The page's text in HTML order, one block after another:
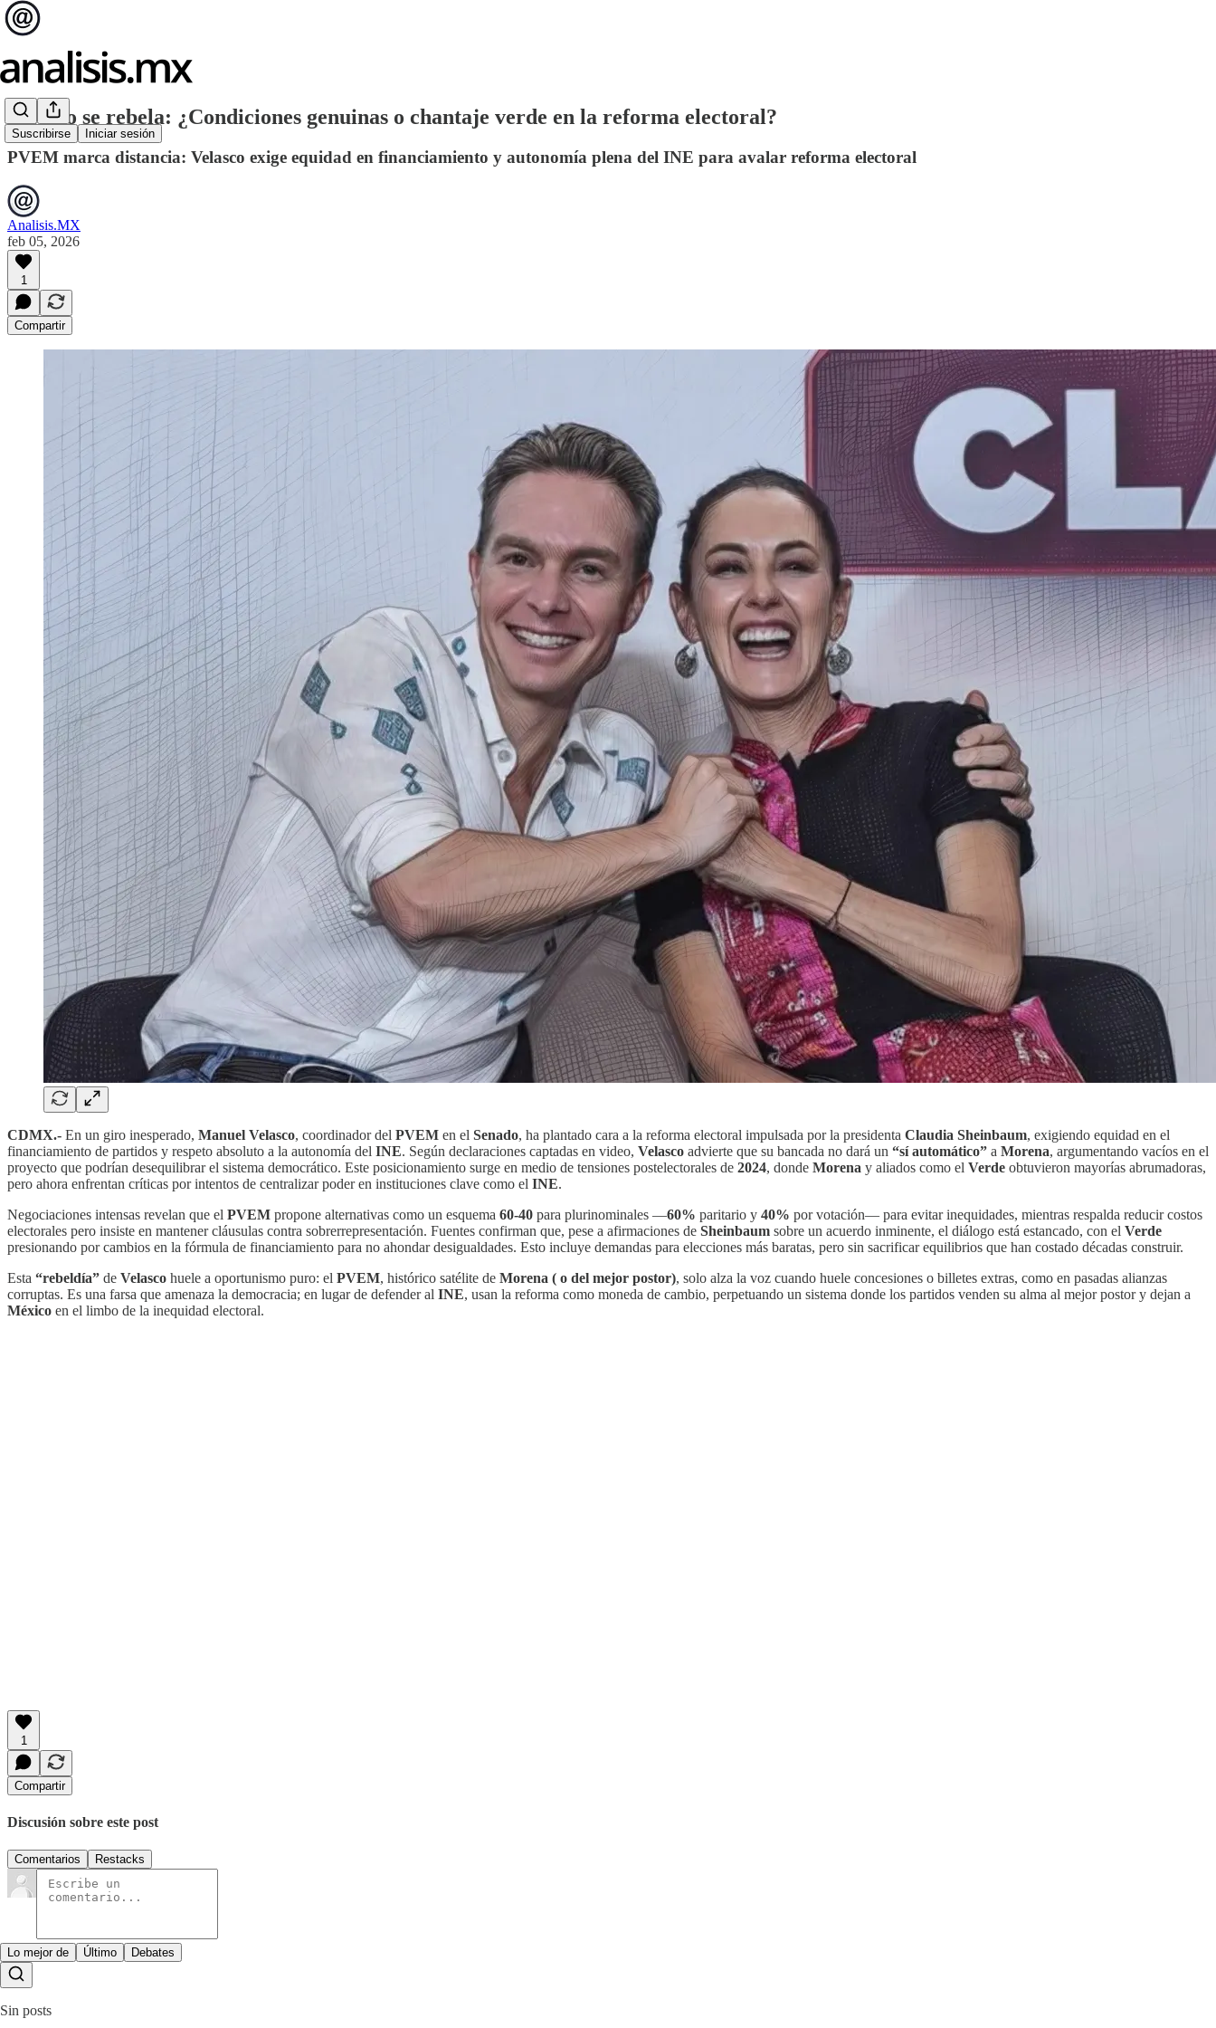
Suscribirse Iniciar sesión
Velasco se rebela: ¿Condiciones genuinas o chantaje verde en la reforma electoral?
PVEM marca distancia: Velasco exige equidad en financiamiento y autonomía plena del INE para avalar reforma electoral
Analisis.MX
feb 05, 2026
1
Compartir
CDMX.- En un giro inesperado, Manuel Velasco, coordinador del PVEM en el Senado, ha plantado cara a la reforma electoral impulsada por la presidenta Claudia Sheinbaum, exigiendo equidad en el
financiamiento de partidos y respeto absoluto a la autonomía del INE. Según declaraciones captadas en video, Velasco advierte que su bancada no dará un “sí automático” a Morena, argumentando vacíos en el
proyecto que podrían desequilibrar el sistema democrático. Este posicionamiento surge en medio de tensiones postelectorales de 2024, donde Morena y aliados como el Verde obtuvieron mayorías abrumadoras,
pero ahora enfrentan críticas por intentos de centralizar poder en instituciones clave como el INE.
Negociaciones intensas revelan que el PVEM propone alternativas como un esquema 60-40 para plurinominales —60% paritario y 40% por votación— para evitar inequidades, mientras respalda reducir costos
electorales pero insiste en mantener cláusulas contra sobrerrepresentación. Fuentes confirman que, pese a afirmaciones de Sheinbaum sobre un acuerdo inminente, el diálogo está estancado, con el Verde
presionando por cambios en la fórmula de financiamiento para no ahondar desigualdades. Esto incluye demandas para elecciones más baratas, pero sin sacrificar equilibrios que han costado décadas construir.
Esta “rebeldía” de Velasco huele a oportunismo puro: el PVEM, histórico satélite de Morena ( o del mejor postor), solo alza la voz cuando huele concesiones o billetes extras, como en pasadas alianzas
corruptas. Es una farsa que amenaza la democracia; en lugar de defender al INE, usan la reforma como moneda de cambio, perpetuando un sistema donde los partidos venden su alma al mejor postor y dejan a
México en el limbo de la inequidad electoral.
1
Compartir
Discusión sobre este post
Comentarios Restacks
Lo mejor de Último Debates
Sin posts